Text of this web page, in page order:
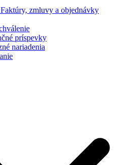
zmluvy a objednávky
príspevky
nariadenia